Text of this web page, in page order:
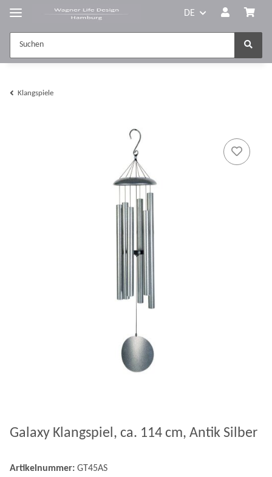
DE
Klangspiele
Galaxy Klangspiel, ca. 114 cm, Antik Silber
Artikelnummer: GT45AS